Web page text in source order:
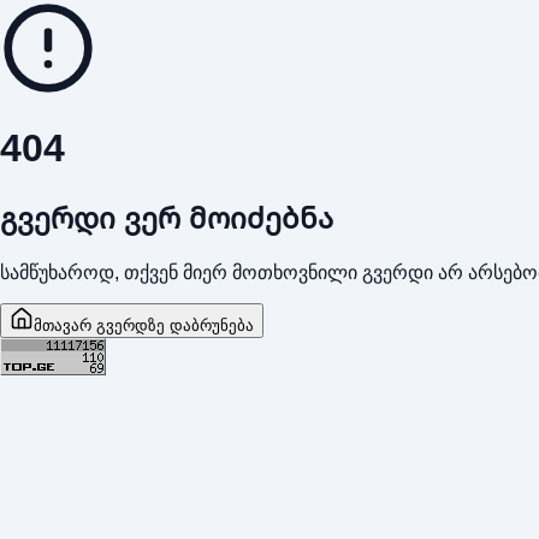
404
გვერდი ვერ მოიძებნა
სამწუხაროდ, თქვენ მიერ მოთხოვნილი გვერდი არ
მთავარ გვერდზე დაბრუნება